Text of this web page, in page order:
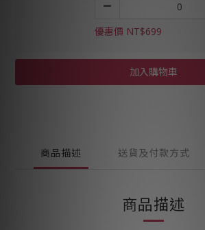
優惠價 NT$699
加入購物車
商品描述 送貨及付款方式
商品描述